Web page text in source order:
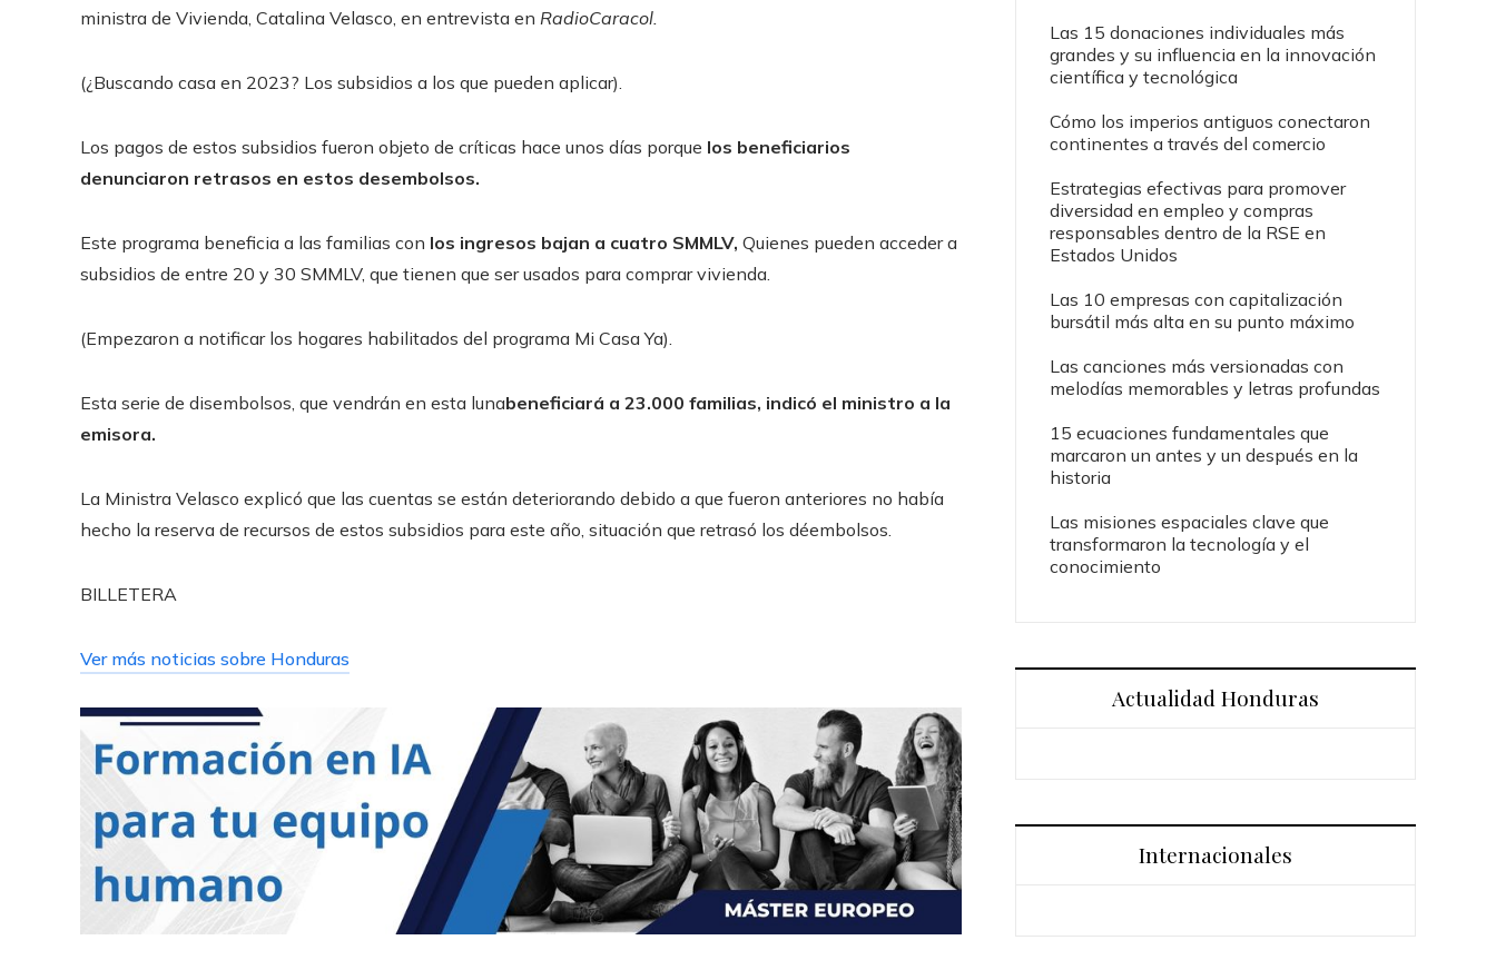
ministra de Vivienda, Catalina Velasco, en entrevista en RadioCaracol.
(¿Buscando casa en 2023? Los subsidios a los que pueden aplicar).
Los pagos de estos subsidios fueron objeto de críticas hace unos días porque los beneficiarios
denunciaron retrasos en estos desembolsos.
Este programa beneficia a las familias con los ingresos bajan a cuatro SMMLV, Quienes pueden acceder a
subsidios de entre 20 y 30 SMMLV, que tienen que ser usados ​​para comprar vivienda.
(Empezaron a notificar los hogares habilitados del programa Mi Casa Ya).
Esta serie de disembolsos, que vendrán en esta lunabeneficiará a 23.000 familias, indicó el ministro a la
emisora.
La Ministra Velasco explicó que las cuentas se están deteriorando debido a que fueron anteriores no había
hecho la reserva de recursos de estos subsidios para este año, situación que retrasó los déembolsos.
BILLETERA
Ver más noticias sobre Honduras
Las 15 donaciones individuales más
grandes y su influencia en la innovación
científica y tecnológica
Cómo los imperios antiguos conectaron
continentes a través del comercio
Estrategias efectivas para promover
diversidad en empleo y compras
responsables dentro de la RSE en
Estados Unidos
Las 10 empresas con capitalización
bursátil más alta en su punto máximo
Las canciones más versionadas con
melodías memorables y letras profundas
15 ecuaciones fundamentales que
marcaron un antes y un después en la
historia
Las misiones espaciales clave que
transformaron la tecnología y el
conocimiento
Actualidad Honduras
Internacionales